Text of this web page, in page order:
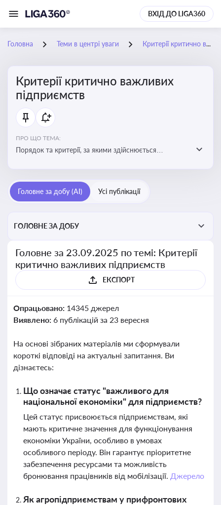
ВХІД ДО LIGA360
Головна Теми в центрі уваги Критерії критично важливих підприємств
Критерії критично важливих
підприємств
ПРО ЩО ТЕМА:
Порядок та критерії, за якими здійснюється
Головне за добу (AI) Усі публікації
ГОЛОВНЕ ЗА ДОБУ
Головне за 23.09.2025 по темі: Критерії
критично важливих підприємств
ЕКСПОРТ
Опрацьовано: 14345 джерел
Виявлено: 6 публікацій за 23 вересня
На основі зібраних матеріалів ми сформували
короткі відповіді на актуальні запитання. Ви
дізнаєтесь:
Що означає статус "важливого для
національної економіки" для підприємств?
Цей статус присвоюється підприємствам, які
мають критичне значення для функціонування
економіки України, особливо в умовах
особливого періоду. Він гарантує пріоритетне
забезпечення ресурсами та можливість
бронювання працівників від мобілізації. Джерело
Як агропідприємствам у прифронтових